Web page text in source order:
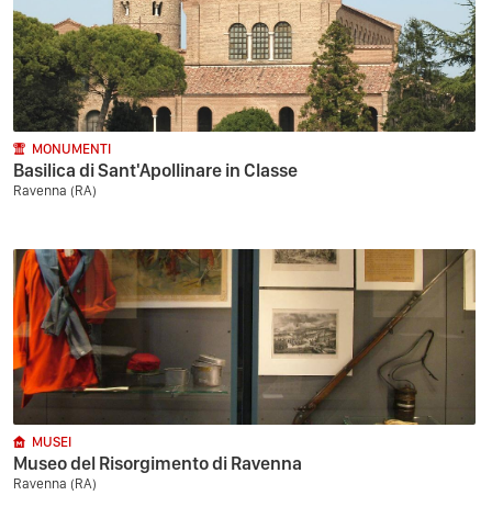
MONUMENTI
Basilica di Sant'Apollinare in Classe
Ravenna (RA)
MUSEI
Museo del Risorgimento di Ravenna
Ravenna (RA)